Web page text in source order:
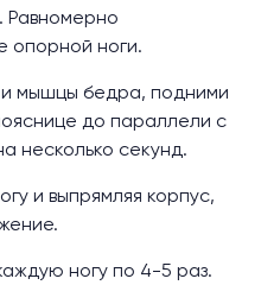
Равномерно
опорной ноги.
и мышцы бедра, подними
до параллели с
несколько секунд.
и выпрямляя корпус,
ногу по 4-5 раз.